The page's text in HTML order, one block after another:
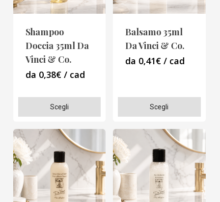
essere
nella
pagina
del
prodotto
essere
nella
pagina
del
Scegli
prodotto
ha
più
varianti.
Le
opzioni
possono
Shampoo
Doccia 35ml Da
Vinci & Co.
da 0,38€ / cad
Scegli
prodotto
ha
più
varianti.
Le
opzioni
possono
Balsamo 35ml
Da Vinci & Co.
da 0,41€ / cad